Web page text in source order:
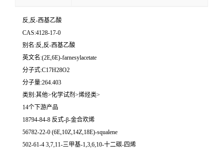
反,反-西基乙酸
CAS:4128-17-0
别名:反,反-西基乙酸
英文名:(2E,6E)-farnesylacetate
分子式:C17H28O2
分子量:264.403
类别:其他>化学试剂>烯烃类>
14个下游产品
18794-84-8 反式-β-金合欢烯
56782-22-0 (6E,10Z,14Z,18E)-squalene
502-61-4 3,7,11-三甲基-1,3,6,10-十二碳-四烯